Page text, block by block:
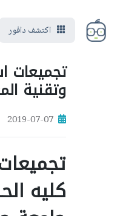
اكتشف دافور
تجميعات
وتقنية
2019-07-07
كليه